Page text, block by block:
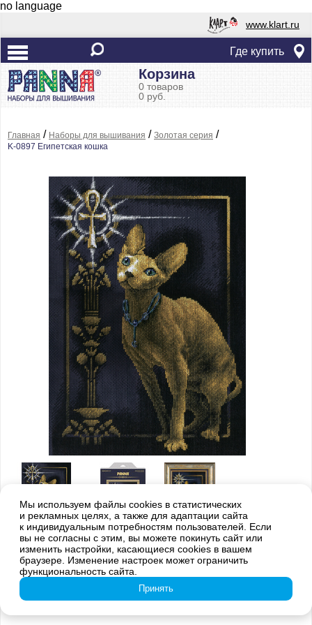
no language
www.klart.ru
Где купить
Корзина
0 товаров
0 руб.
Главная / Наборы для вышивания / Золотая серия /
K-0897 Египетская кошка
Внимание! Оттенки цветов готовой вышивки могут отличаться от
изображения на обложке из-за погрешностей цветопередачи
K-0897 Египетская кошка
Мы используем файлы cookies в статистических
и рекламных целях, а также для адаптации сайта
к индивидуальным потребностям пользователей. Если
вы не согласны с этим, вы можете покинуть сайт или
изменить настройки, касающиеся cookies в вашем
браузере. Изменение настроек может ограничить
функциональность сайта.
Принять